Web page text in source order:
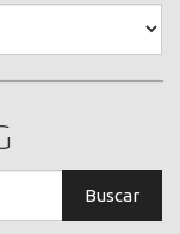
Buscar